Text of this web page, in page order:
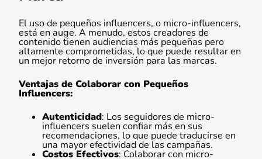
El uso de pequeños influencers, o micro-influencers,
está en auge. A menudo, estos creadores de
contenido tienen audiencias más pequeñas pero
altamente comprometidas, lo que puede resultar en
un mejor retorno de inversión para las marcas.
Ventajas de Colaborar con Pequeños
Influencers:
Autenticidad: Los seguidores de micro-
influencers suelen confiar más en sus
recomendaciones, lo que puede traducirse en
una mayor efectividad de las campañas.
Costos Efectivos: Colaborar con micro-